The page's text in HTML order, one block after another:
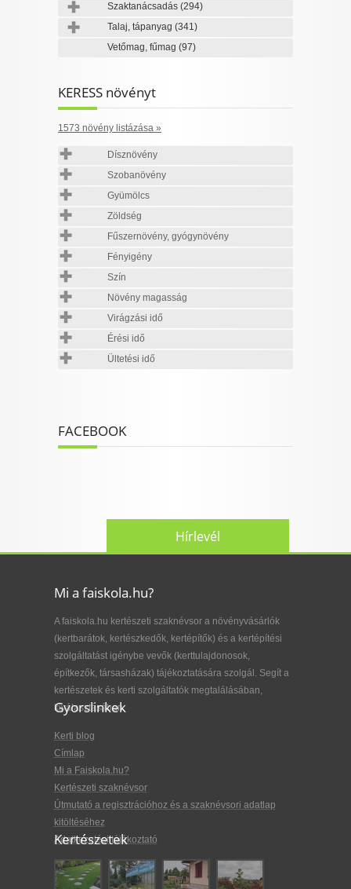
Szaktanácsadás (294)
Talaj, tápanyag (341)
Vetőmag, fűmag (97)
KERESS növényt
1573 növény listázása »
Dísznövény
Szobanövény
Gyümölcs
Zöldség
Fűszernövény, gyógynövény
Fényigény
Szín
Növény magasság
Virágzási idő
Érési idő
Ültetési idő
FACEBOOK
Hírlevél
Mi a faiskola.hu?
A faiskola.hu kertészeti szaknévsor a növényvásárlók
(kertbarátok, kertészkedők, kertépítők) és a kertépítési
szolgáltatást igénybe vevők (kerttulajdonosok,
építkezők, társasházak) tájékoztatására szolgál. Segít a
kertészetek és kerti szolgáltatók megtalálásában,
kiválasztásában.
Gyorslinkek
Kerti blog
Címlap
Mi a Faiskola.hu?
Kertészeti szaknévsor
Útmutató a regisztrációhoz és a szaknévsori adatlap
kitöltéséhez
Adatkezelési tájékoztató
Kertészetek